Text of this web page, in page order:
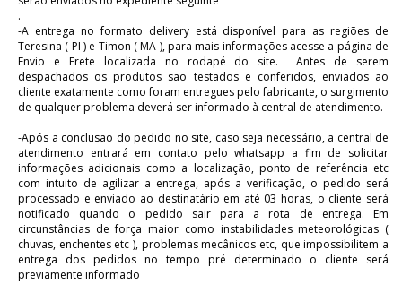
.
-A entrega no formato delivery está disponível para as regiões de
Teresina ( PI ) e Timon ( MA ), para mais informações acesse a página de
Envio e Frete localizada no rodapé do site. Antes de serem
despachados os produtos são testados e conferidos, enviados ao
cliente exatamente como foram entregues pelo fabricante, o surgimento
de qualquer problema deverá ser informado à central de atendimento.
-Após a conclusão do pedido no site, caso seja necessário, a central de
atendimento entrará em contato pelo whatsapp a fim de solicitar
informações adicionais como a localização, ponto de referência etc
com intuito de agilizar a entrega, após a verificação, o pedido será
processado e enviado ao destinatário em até 03 horas, o cliente será
notificado quando o pedido sair para a rota de entrega. Em
circunstâncias de força maior como instabilidades meteorológicas (
chuvas, enchentes etc ), problemas mecânicos etc, que impossibilitem a
entrega dos pedidos no tempo pré determinado o cliente será
previamente informado